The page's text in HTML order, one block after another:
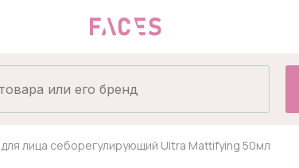
лица себорегулирующий Ultra Mattifying 50мл